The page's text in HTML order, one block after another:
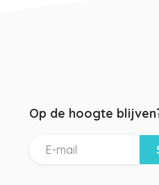
Op de hoogte